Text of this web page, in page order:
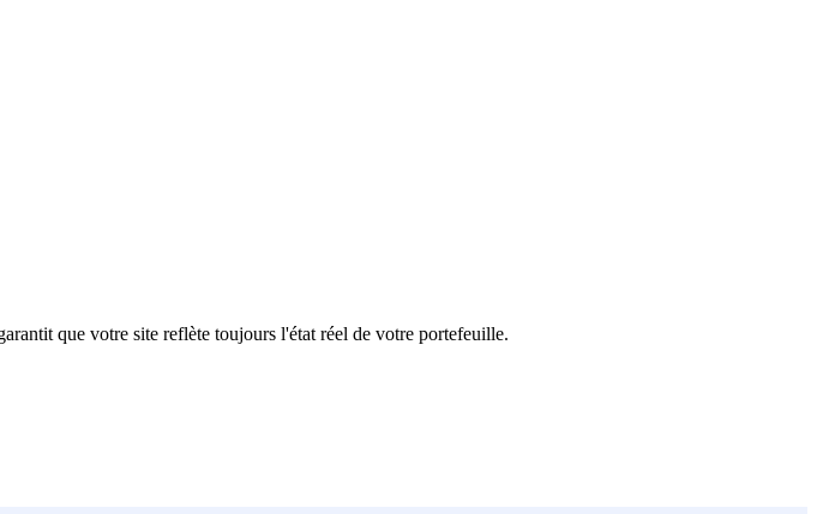
que votre site reflète toujours l'état réel de votre portefeuille.